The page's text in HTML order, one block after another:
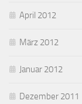
April 2012
März 2012
Januar 2012
Dezember 2011